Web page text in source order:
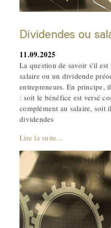
Dividendes ou
11.09.2025
La question de savoir s'il
salaire ou un dividende
entrepreneurs. En principe,
: soit le bénéfice est versé
complément au salaire, soit
dividendes
Lire la suite...